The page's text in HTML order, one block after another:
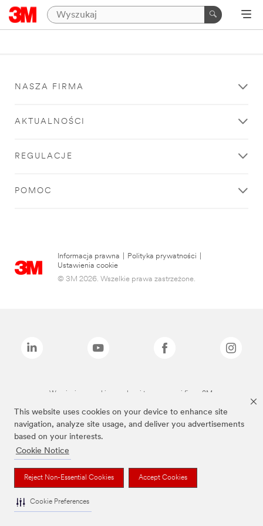
This website uses cookies on your device to enhance site
navigation, analyze site usage, and deliver you advertisements
based on your interests.
Cookie Notice
Reject Non-Essential Cookies Accept Cookies
Cookie Preferences
NASZA FIRMA
AKTUALNOŚCI
REGULACJE
POMOC
Informacja prawna Polityka prywatności
Ustawienia cookie
© 3M 2026. Wszelkie prawa zastrzeżone.
Wymienione marki są znakami towarowymi firmy 3M.